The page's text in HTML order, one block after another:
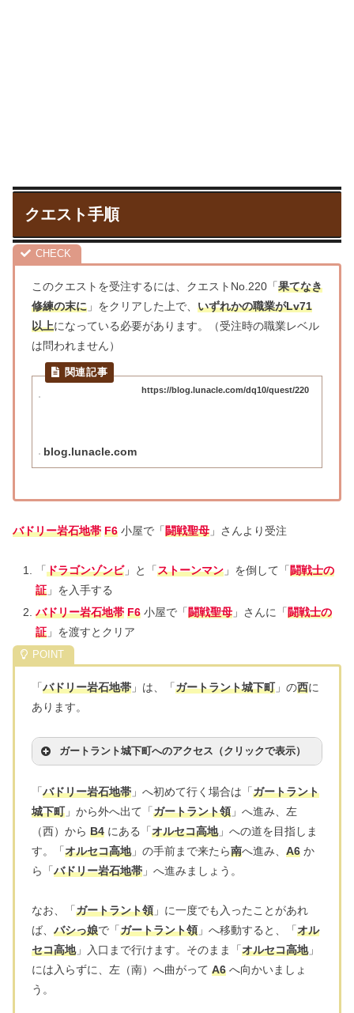
クエスト手順
このクエストを受注するには、クエストNo.220「果てなき
修練の末に 」をクリアした上で、 いずれかの職業がLv71
以上になっている必要があります。（受注時の職業レベル
は問われません）
https://blog.lunacle.com/dq10/quest/220
blog.lunacle.com
バドリー岩石地帯 F6 小屋で「闘戦聖母 」さんより受注
「ドラゴンゾンビ」と「ストーンマン」を倒して「闘戦士の
証」を入手する
バドリー岩石地帯 F6小屋で「闘戦聖母」さんに「闘戦士の
証」を渡すとクリア
「バドリー岩石地帯 」は、「ガートラント城下町」の西に
あります。
ガートラント城下町へのアクセス（クリックで表示）
「バドリー岩石地帯 」へ初めて行く場合は「ガートラント
城下町」から外へ出て「ガートラント領 」へ進み、左
（西）から B4 にある「オルセコ高地」への道を目指しま
す。「オルセコ高地」の手前まで来たら南へ進み、 A6 か
ら「バドリー岩石地帯 」へ進みましょう。
なお、「ガートラント領 」に一度でも入ったことがあれ
ば、 バシっ娘で「ガートラント領 」へ移動すると、「オル
セコ高地」入口まで行けます。そのまま「オルセコ高地」
には入らずに、左（南）へ曲がって A6 へ向かいましょ
う。